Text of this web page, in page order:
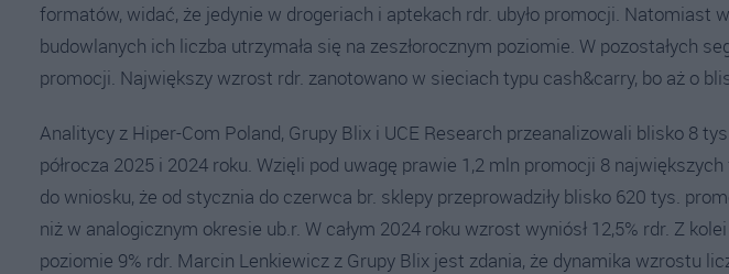
formatów, widać, że jedynie w drogeriach i aptekach rdr. ubyło promocji. Natomiast
budowlanych ich liczba utrzymała się na zeszłorocznym poziomie. W pozostałych
promocji. Największy wzrost rdr. zanotowano w sieciach typu cash&carry, bo aż o
Analitycy z Hiper-Com Poland, Grupy Blix i UCE Research przeanalizowali blisko 8
półrocza 2025 i 2024 roku. Wzięli pod uwagę prawie 1,2 mln promocji 8
do wniosku, że od stycznia do czerwca br. sklepy przeprowadziły blisko 620 tys.
niż w analogicznym okresie ub.r. W całym 2024 roku wzrost wyniósł 12,5% rdr. Z kolei
poziomie 9% rdr. Marcin Lenkiewicz z Grupy Blix jest zdania, że dynamika wzrostu